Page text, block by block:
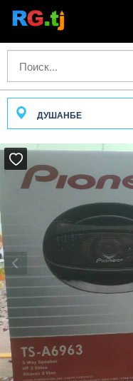
ДУШАНБЕ